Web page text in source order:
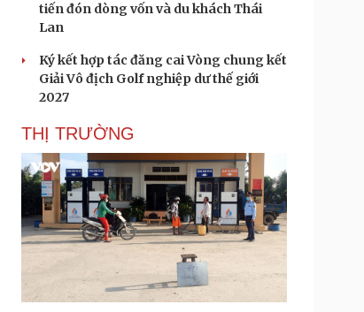
tiến đón dòng vốn và du khách Thái
Lan
Ký kết hợp tác đăng cai Vòng chung kết
Giải Vô địch Golf nghiệp dư thế giới
2027
THỊ TRƯỜNG